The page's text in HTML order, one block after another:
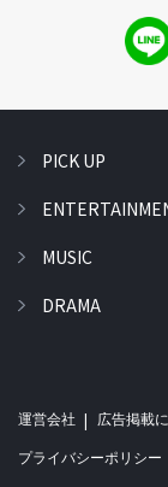
PICK UP
MUSIC
DRAMA
運営会社 広告掲載
プライバシーポリシー